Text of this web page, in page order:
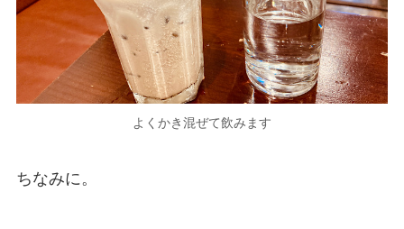
よくかき混ぜて飲みます
ちなみに。